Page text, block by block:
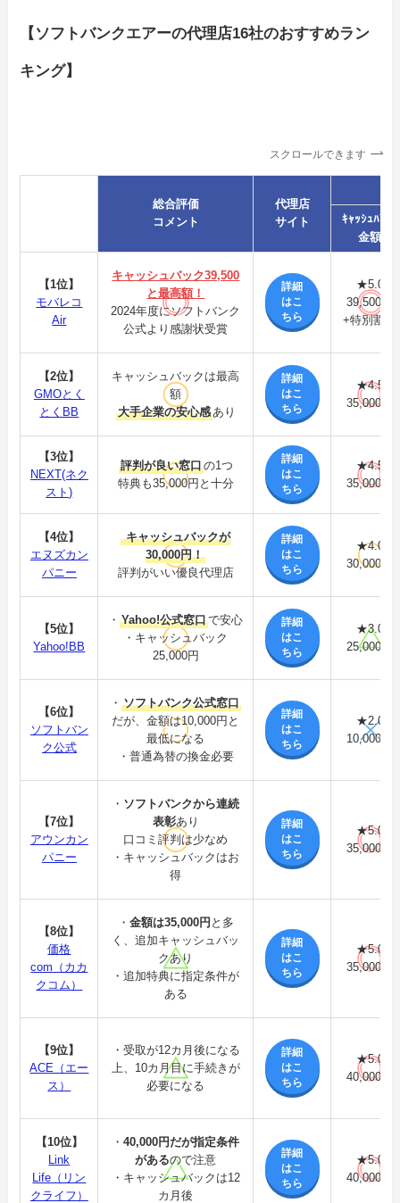
【ソフトバンクエアーの代理店16社のおすすめラン
キング】
スクロールできます
総合評価
コメント
代理店
サイト
ｷｬｯｼｭﾊﾞｯｸ
金額
【1位】
モバレコ
Air
キャッシュバック39,500
と最高額！
2024年度にソフトバンク
公式より感謝状受賞
詳細
はこ
ちら
★5.0
39,500円
+特別割引
【2位】
GMOとく
とくBB
キャッシュバックは最高
額
大手企業の安心感あり
詳細
はこ
ちら
★4.5
35,000円
【3位】
NEXT(ネク
スト)
評判が良い窓口の1つ
特典も35,000円と十分
詳細
はこ
ちら
★4.5
35,000円
【4位】
エヌズカン
パニー
キャッシュバックが
30,000円！
評判がいい優良代理店
詳細
はこ
ちら
★4.0
30,000円
【5位】
Yahoo!BB
・Yahoo!公式窓口で安心
・キャッシュバック
25,000円
詳細
はこ
ちら
★3.0
25,000円
【6位】
ソフトバン
ク公式
・ソフトバンク公式窓口
だが、金額は10,000円と
最低になる
・普通為替の換金必要
詳細
はこ
ちら
★2.0
10,000円
【7位】
アウンカン
パニー
・ ソフトバンクから連続
表彰あり
口コミ評判は少なめ
・キャッシュバックはお
得
詳細
はこ
ちら
★5.0
35,000円
【8位】
価格
com（カカ
クコム）
・ 金額は35,000円 と多
く、追加キャッシュバッ
クあり
・追加特典に指定条件が
ある
詳細
はこ
ちら
★5.0
35,000円
【9位】
ACE（エー
ス）
・受取が12カ月後になる
上、10カ月目に手続きが
必要になる
詳細
はこ
ちら
★5.0
40,000円
【10位】
Link
Life（リン
クライフ）
・40,000円だが指定条件
があるので注意
・キャッシュバックは12
カ月後
詳細
はこ
ちら
★5.0
40,000円